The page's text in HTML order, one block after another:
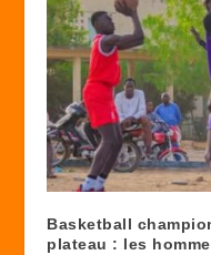
Basketball
plateau : les